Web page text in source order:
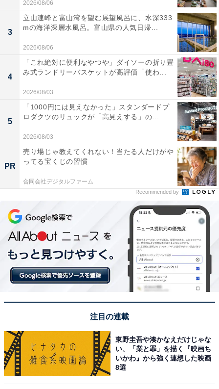
2026/08/06
3
立山連峰と富山湾を望む展望風呂に、水深333
mの海洋深層水風呂。富山県の人気日帰...
2026/08/06
4
「これ絶対に便利なやつや」ダイソーの折り畳
み式ランドリーバスケットが高評価「使わ...
2026/08/03
5
「1000円には見えなかった」スタンダードプ
ロダクツのリュックが「高見えする」の...
2026/08/03
PR
売り場じゃ教えてくれない！当たる人だけがや
ってる宝くじの習慣
合同会社デジタルファーム
Recommended by
注目の連載
東野圭吾や湊かなえだけじゃな
い、「業と罪」を描く『映画ち
いかわ』から強く連想した映画
8選